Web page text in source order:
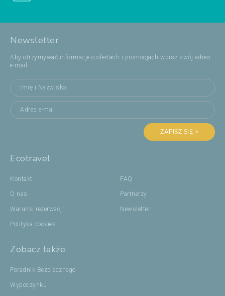
Newsletter
Aby otrzymywać informacje o ofertach i promocjach wpisz swój adres
e-mail:
ZAPISZ SIĘ >
Ecotravel
Kontakt
O nas
Warunki rezerwacji
Polityka cookies
FAQ
Partnerzy
Newsletter
Zobacz także
Poradnik Bezpiecznego
Wypoczynku